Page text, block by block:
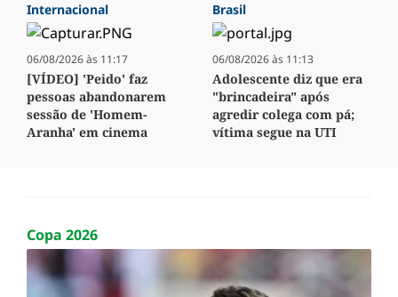
Internacional
06/08/2026 às 11:17
[VÍDEO] 'Peido' faz
pessoas abandonarem
sessão de 'Homem-
Aranha' em cinema
Brasil
06/08/2026 às 11:13
Adolescente diz que era
"brincadeira" após
agredir colega com pá;
vítima segue na UTI
Copa 2026